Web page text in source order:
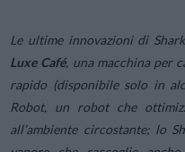
Le ultime innovazioni di
Luxe Café, una macchina per
rapido (disponibile solo in
Robot, un robot che
all’ambiente circostante; lo